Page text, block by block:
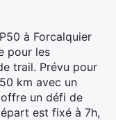
à Forcalquier
pour les
trail. Prévu pour
km avec un
un défi de
est fixé à 7h,